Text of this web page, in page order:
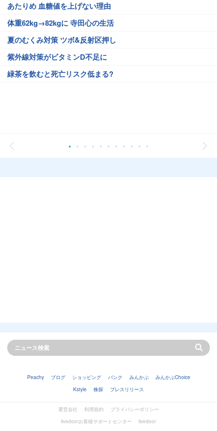
あたりめ 血糖値を上げない理由
体重62kg→82kgに 寺田心の生活
夏のむくみ対策 ツボ&反射区押し
紫外線対策がビタミンD不足に
緑茶を飲むと死亡リスク低まる?
Peachy ブログ ショッピング バンク みんかぶ
みんかぶChoice
Kstyle
株探 プレスリリース
運営会社 利用規約
プライバシーポリシー
livedoorお客様サポートセンター
livedoor